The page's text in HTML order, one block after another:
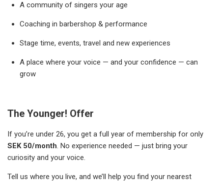
A community of singers your age
Coaching in barbershop & performance
Stage time, events, travel and new experiences
A place where your voice — and your confidence — can
grow
The Younger! Offer
If you’re under 26, you get a full year of membership for only
SEK 50/month. No experience needed — just bring your
curiosity and your voice.
Tell us where you live, and we’ll help you find your nearest